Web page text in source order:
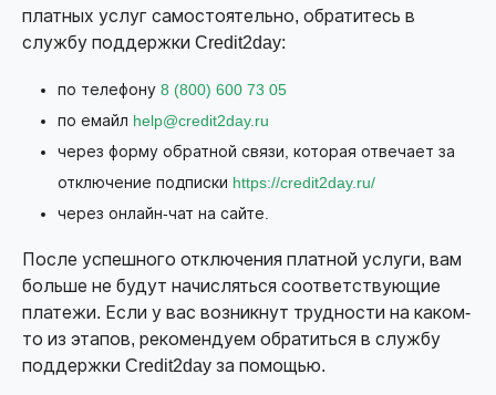
платных услуг самостоятельно, обратитесь в
службу поддержки Credit2day:
по телефону 8 (800) 600 73 05
по емайл help@credit2day.ru
через форму обратной связи, которая отвечает за
отключение подписки https://credit2day.ru/
через онлайн-чат на сайте.
После успешного отключения платной услуги, вам
больше не будут начисляться соответствующие
платежи. Если у вас возникнут трудности на каком-
то из этапов, рекомендуем обратиться в службу
поддержки Credit2day за помощью.